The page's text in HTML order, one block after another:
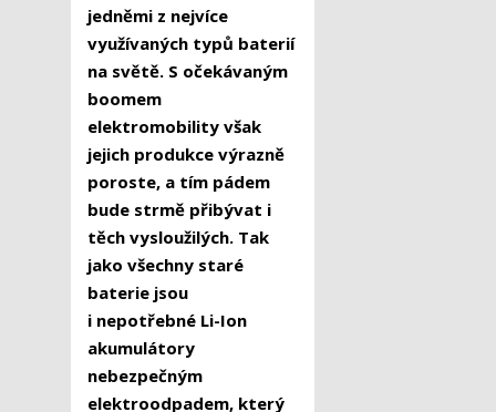
jedněmi z nejvíce
využívaných typů baterií
na světě. S očekávaným
boomem
elektromobility však
jejich produkce výrazně
poroste, a tím pádem
bude strmě přibývat i
těch vysloužilých. Tak
jako všechny staré
baterie jsou
i nepotřebné Li-Ion
akumulátory
nebezpečným
elektroodpadem, který